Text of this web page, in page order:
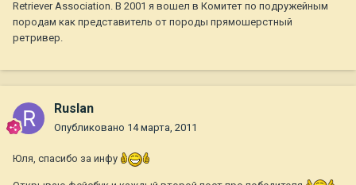
Retriever Association. В 2001 я вошел в Комитет по подружейным
породам как представитель от породы прямошерстный
ретривер.
Ruslan
Опубликовано 14 марта, 2011
Юля, спасибо за инфу